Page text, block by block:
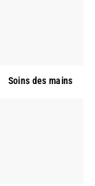
Soins des mains